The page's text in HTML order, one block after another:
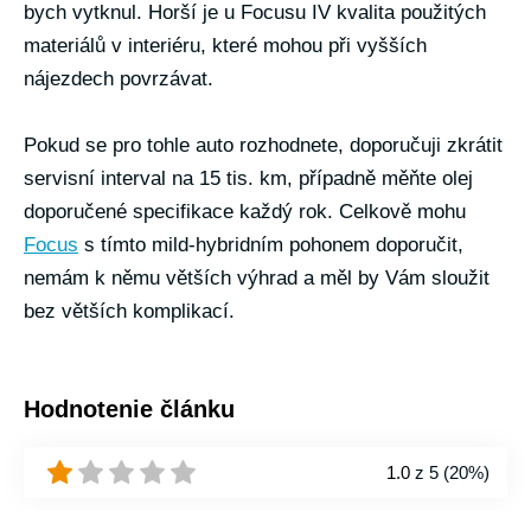
bych vytknul. Horší je u Focusu IV kvalita použitých
materiálů v interiéru, které mohou při vyšších
nájezdech povrzávat.
Pokud se pro tohle auto rozhodnete, doporučuji zkrátit
servisní interval na 15 tis. km, případně měňte olej
doporučené specifikace každý rok. Celkově mohu
Focus s tímto mild-hybridním pohonem doporučit,
nemám k němu větších výhrad a měl by Vám sloužit
bez větších komplikací.
Hodnotenie článku
1.0 z 5 (20%)